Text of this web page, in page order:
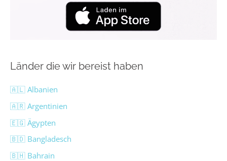
Länder die wir bereist haben
🇦🇱 Albanien
🇦🇷 Argentinien
🇪🇬 Ägypten
🇧🇩 Bangladesch
🇧🇭 Bahrain